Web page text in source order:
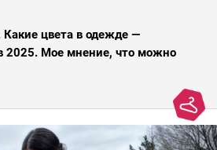
цвета в одежде —
2025. Мое мнение, что можно